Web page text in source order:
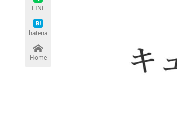
LINE
hatena
Home